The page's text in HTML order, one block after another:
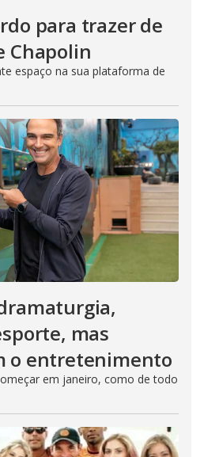
para trazer de
Chapolin
espaço na sua plataforma de
mas
o entretenimento
em janeiro, como de todo